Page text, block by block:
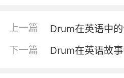
beating the drum for
policy.（市长正在大力
Drum something into
某人灌输某事”。例如：
上一篇 Drum在英语中
下一篇 Drum在英语故